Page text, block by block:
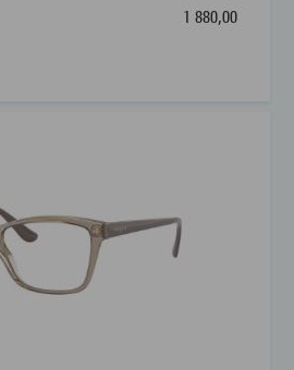
1 880,00